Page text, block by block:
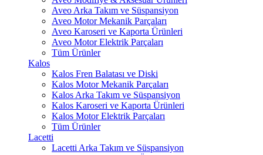
Aveo Arka Takım ve Süspansiyon
Aveo Motor Mekanik Parçaları
Aveo Karoseri ve Kaporta Ürünleri
Aveo Motor Elektrik Parçaları
Tüm Ürünler
Kalos
Kalos Fren Balatası ve Diski
Kalos Motor Mekanik Parçaları
Kalos Arka Takım ve Süspansiyon
Kalos Karoseri ve Kaporta Ürünleri
Kalos Motor Elektrik Parçaları
Tüm Ürünler
Lacetti
Lacetti Arka Takım ve Süspansiyon